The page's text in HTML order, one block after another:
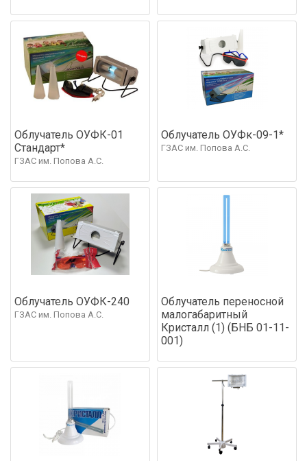
Облучатель ОУФК-01
Стандарт*
ГЗАС им. Попова А.С.
Облучатель ОУФк-09-1*
ГЗАС им. Попова А.С.
Облучатель ОУФК-240
ГЗАС им. Попова А.С.
Облучатель переносной
малогабаритный
Кристалл (1) (БНБ 01-11-
001)